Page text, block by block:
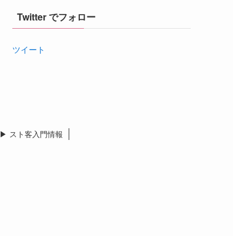
Twitter でフォロー
ツイート
▶︎ スト客入門情報